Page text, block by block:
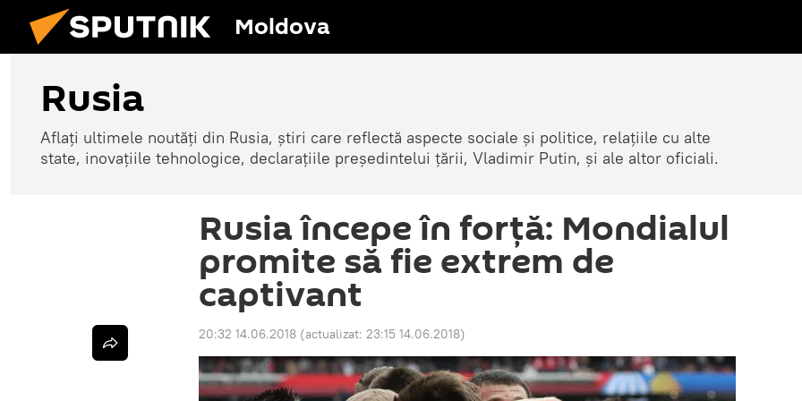
Moldova
Rusia
Aflați ultimele noutăți din Rusia, știri care reflectă aspecte sociale și politice, relațiile cu alte
state, inovațiile tehnologice, declarațiile președintelui țării, Vladimir Putin, și ale altor oficiali.
Rusia începe în forță: Mondialul
promite să fie extrem de
captivant
20:32 14.06.2018 (actualizat: 23:15 14.06.2018)